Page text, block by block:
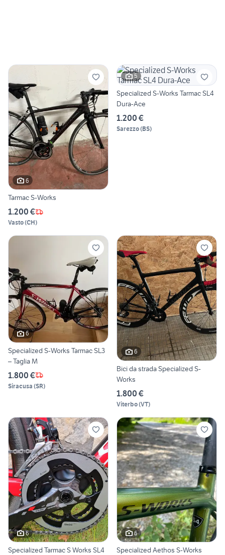
6
Tarmac S-Works
1.200 €
Vasto(CH)
5
Specialized S-Works Tarmac SL4
Dura-Ace
1.200 €
Sarezzo(BS)
6
Specialized S-Works Tarmac SL3
– Taglia M
1.800 €
Siracusa (SR)
6
Bici da strada Specialized S-
Works
1.800 €
Viterbo(VT)
6
Specialized Tarmac S Works SL4
6
Specialized Aethos S-Works